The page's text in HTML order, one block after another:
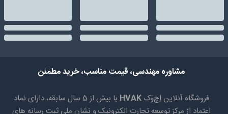
مشاوره مهندسی، قیمت مناسب، خرید مطمئن
فروشگاه آنلاین اِچ‌وَک HVAK
با بیش از 5 سال سابقه، دارای نماد
اعتماد از مرکز توسعه تجارت الکترونیک و نشان ملی ثبت رسانه های